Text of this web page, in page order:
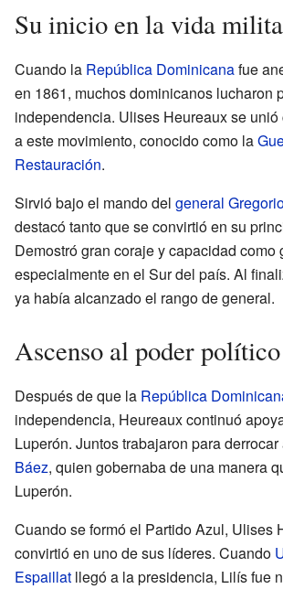
Su inicio en la vida
Cuando la República Dominicanafue
en 1861, muchos dominicanos lucharon
independencia. Ulises Heureaux se
a este movimiento, conocido como la
Restauración.
Sirvió bajo el mando del general
destacó tanto que se convirtió en su
Demostró gran coraje y capacidad como
especialmente en el Sur del país. Al
ya había alcanzado el rango de general.
Ascenso al poder político
Después de que la República
independencia, Heureaux continuó
Luperón. Juntos trabajaron para derrocar
Báez, quien gobernaba de una manera
Luperón.
Cuando se formó el Partido Azul, Ulises
convirtió en uno de sus líderes. Cuando
Espaillat llegó a la presidencia, Lilís fue